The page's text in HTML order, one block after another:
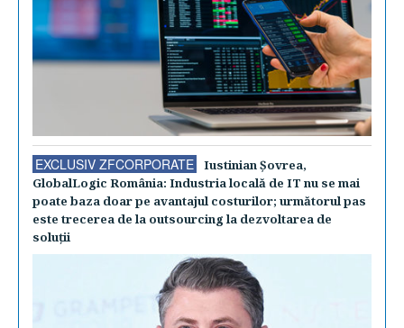
EXCLUSIV ZFCORPORATE
Iustinian Şovrea,
GlobalLogic România: Industria locală de IT nu se mai
poate baza doar pe avantajul costurilor; următorul pas
este trecerea de la outsourcing la dezvoltarea de
soluţii